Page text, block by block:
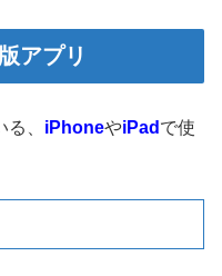
アプリ
、 iPhoneやiPad で使